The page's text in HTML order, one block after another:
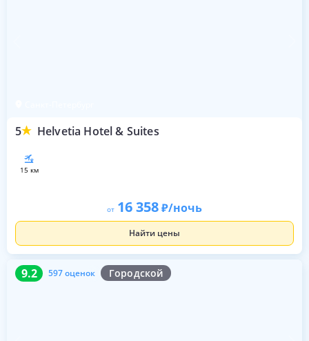
5 Helvetia Hotel & Suites
15 км
от 16 358 /ночь
Найти цены
9.2 597 оценок Городской
9.2 597 оценок